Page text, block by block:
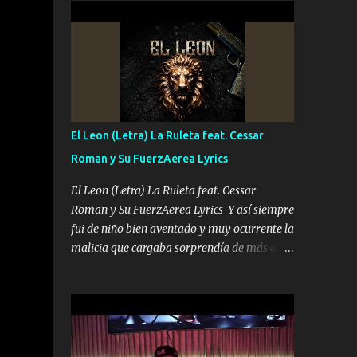
por el interés P...
inteligente junto con su hermano el TRES
blindado el Estado tiene andan ESPERANDO
al UNO QUE PRONTO ESTARÁ PRESENTE
Que no falten las bucanas ni tampoco las
mujeres porque es platica de grandes por eso
hay que estar alegres doy las instrucciones
para atender los deberes Música Si es que
salta algún problema de confianza tengo
gente ahí está el Hombre Cuarenta y
también Pariente 7 arreglan cualquier
problema no más es cuestión que ordené
NOS HACE FALTA UN HERMANO DE CLAVE
SIEMPRE VIO POR LA FAMILIA PARA QUE
SIGA EL LEGADO Es el DOS de los
HERMANOS un cerebro inteligente y com...
El Leon (Letra) La Ruleta feat. Cessar
Roman y Su FuerzAerea Lyrics
El Leon (Letra) La Ruleta feat. Cessar
Roman y Su FuerzAerea Lyrics Y así siempre
fui de niño bien aventado y muy ocurrente la
malicia que cargaba sorprendía de más a la
Tranquilo me la navego ando en lo mío sin
ni un pendiente si hay problemas lo